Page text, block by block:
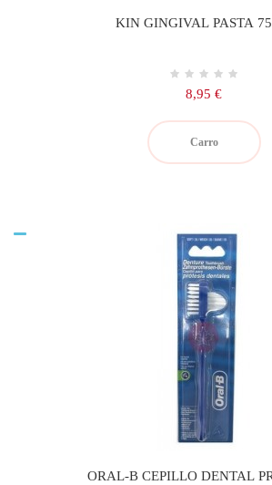
KIN GINGIVAL PASTA
Precio
8,95 €
Carro
ORAL-B CEPILLO DENTAL